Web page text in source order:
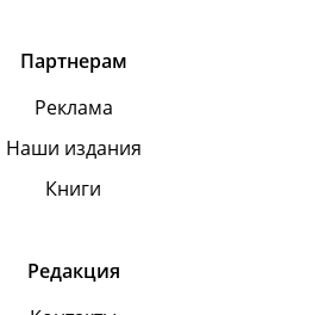
Партнерам
Реклама
Наши издания
Книги
Редакция